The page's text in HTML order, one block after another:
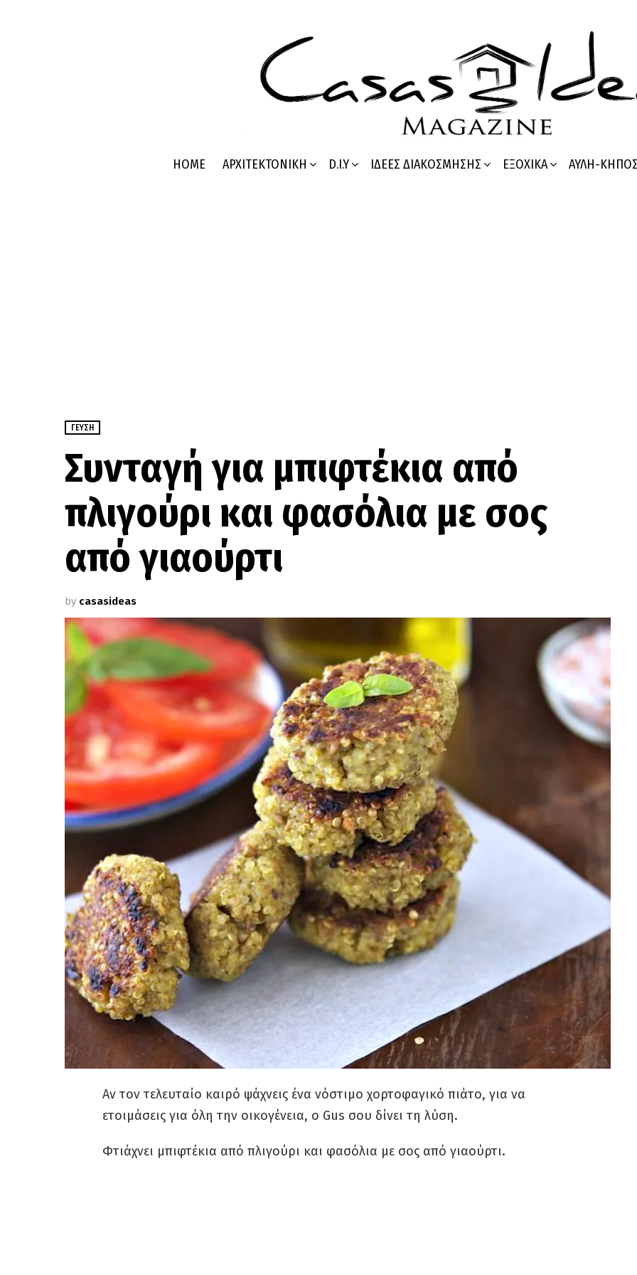
HOME ΑΡΧΙΤΕΚΤΟΝΙΚΉ D.I.Y ΙΔΈΕΣ ΔΙΑΚΌΣΜΗΣΗΣ ΕΞΟΧΙΚΆ ΑΥΛΉ-
ΓΕΎΣΗ
Συνταγή για μπιφτέκια από
πλιγούρι και φασόλια με σος
από γιαούρτι
by casasideas
Αν τον τελευταίο καιρό ψάχνεις ένα νόστιμο χορτοφαγικό πιάτο, για να
ετοιμάσεις για όλη την οικογένεια, ο Gus σου δίνει τη λύση.
Φτιάχνει μπιφτέκια από πλιγούρι και φασόλια με σος από γιαούρτι.